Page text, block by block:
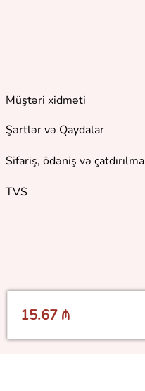
15.67 ₼
Müştəri xidməti
Şərtlər və Qaydalar
Sifariş, ödəniş və çatdırılma
TVS